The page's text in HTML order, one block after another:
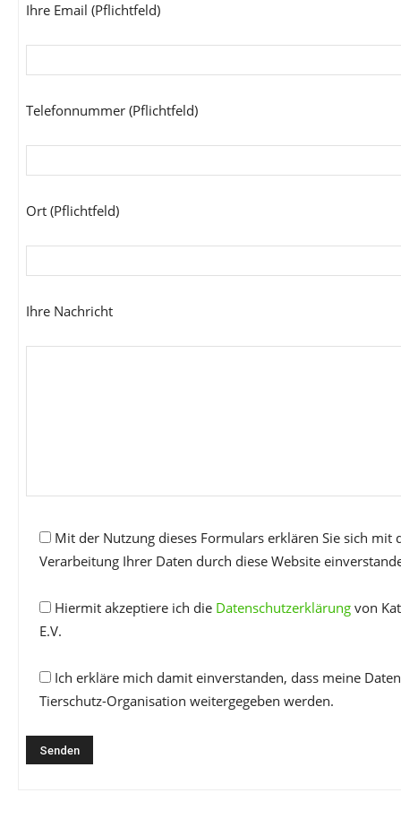
Ihre Email (Pflichtfeld)
Telefonnummer (Pflichtfeld)
Ort (Pflichtfeld)
Ihre Nachricht
Mit der Nutzung dieses Formulars erklären Sie sich mit
Verarbeitung Ihrer Daten durch diese Website
Hiermit akzeptiere ich die Datenschutzerklärung von
E.V.
Ich erkläre mich damit einverstanden, dass meine
Tierschutz-Organisation weitergegeben werden.